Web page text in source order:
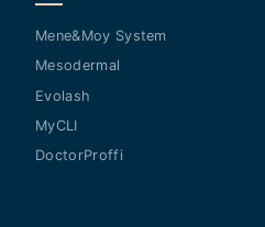
Mene&Moy System
Mesodermal
Evolash
MyCLI
DoctorProffi